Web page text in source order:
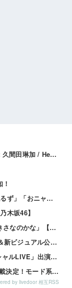
【8/20発売】「non-no 2026年 10月号」表紙：久間田琳加 / Hearts2Hearts
責任を取らないから成功者になれた…「とんねるず」「おニャン子」「AKB」とヒットを出し続けた秋元康の哲学！！！
木坂46】
【日向坂46】 りーお「え、これ本当にこの大きさなのかな」【藤嶌果歩 1st写真集】
SKE48 37thシングル「ため息未来」収録内容＆新ビジュアル公開！チーム曲・夏ツアー映像も収録
SKE48メンバー6名が「24時間テレビ49 スペシャルLIVE」出演決定！
SKE48 河村優愛さん『IDOL FILE Vol.42』掲載決定！モード系ファッションで新たな魅力を披露
by livedoor 相互RSS